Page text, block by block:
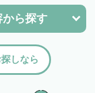
ら探す
しなら